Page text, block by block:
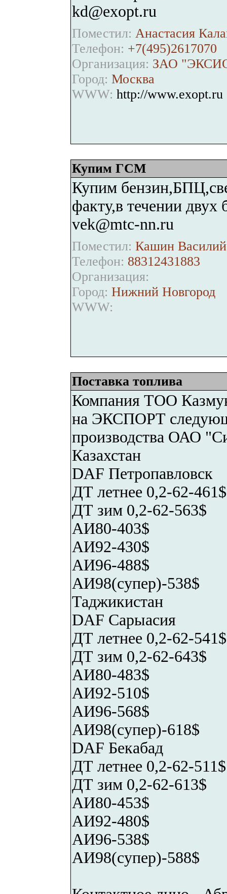
kd@exopt.ru
Поместил: Анастасия
Телефон: +7(495)2617070
Организация: ЗАО
Город: Москва
WWW: http://www.exopt.ru
Купим ГСМ
Купим
факту,в течении
vek@mtc-nn.ru
Поместил: Кашин
Телефон: 88312431883
Организация:
Город: Нижний Новгород
WWW:
Поставка топлива
Компания ТОО
на ЭКСПОРТ
производства ОАО
Казахстан
DAF Петропавловск
ДТ летнее 0,2-62-461$
ДТ зим 0,2-62-563$
АИ80-403$
АИ92-430$
АИ96-488$
АИ98(супер)-538$
Таджикистан
DAF Сарыасия
ДТ летнее 0,2-62-541$
ДТ зим 0,2-62-643$
АИ80-483$
АИ92-510$
АИ96-568$
АИ98(супер)-618$
DAF Бекабад
ДТ летнее 0,2-62-511$
ДТ зим 0,2-62-613$
АИ80-453$
АИ92-480$
АИ96-538$
АИ98(супер)-588$